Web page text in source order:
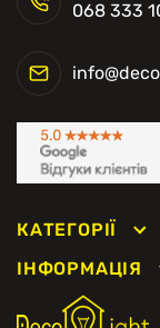
КАТЕГОРІЇ
ІНФОРМАЦІЯ
068 333